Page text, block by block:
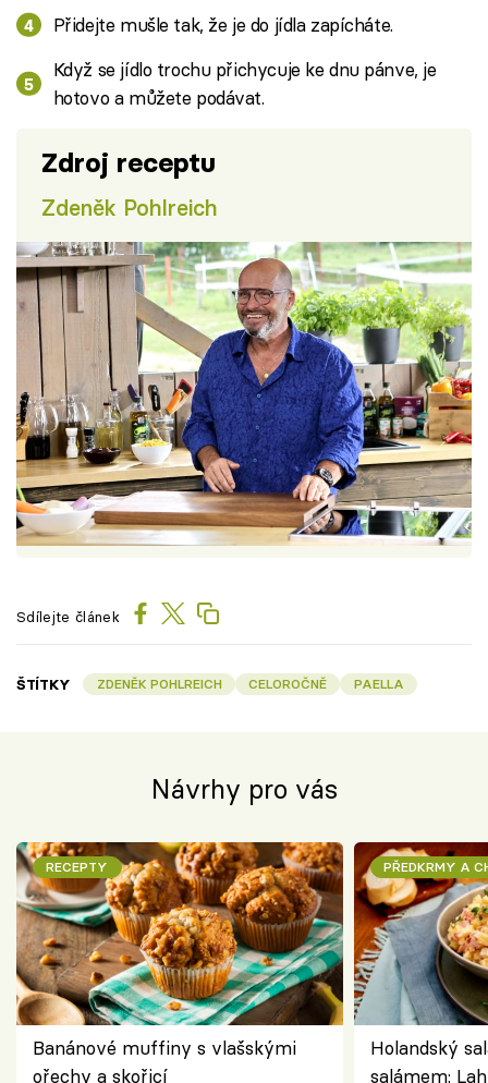
Přidejte mušle tak, že je do jídla zapícháte.
Když se jídlo trochu přichycuje ke dnu pánve, je
hotovo a můžete podávat.
Zdroj receptu
Zdeněk Pohlreich
Sdílejte článek
ŠTÍTKY ZDENĚK POHLREICH CELOROČNĚ PAELLA
Návrhy pro vás
RECEPTY
Banánové muffiny s vlašskými
ořechy a skořicí
PŘEDKRMY A
Holandský
salámem: